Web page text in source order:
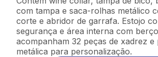
com tampa e saca-rolhas metálico
corte e abridor de garrafa. Estojo
segurança e área interna com
acompanham 32 peças de xadrez e
metálica para personalização.